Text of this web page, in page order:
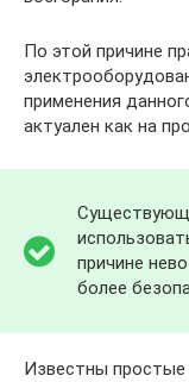
По этой причине
применения
актуален как на
причине
более
Известны